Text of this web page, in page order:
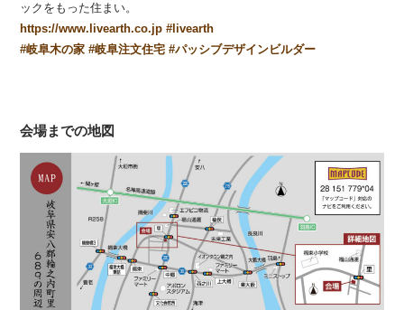
ックをもった住まい。
https://www.livearth.co.jp # livearth
#岐阜木の家 #岐阜注文住宅 #パッシブデザインビルダー
会場までの地図